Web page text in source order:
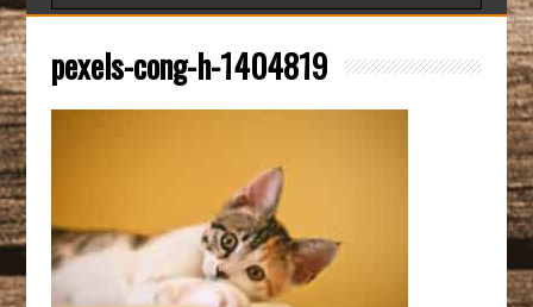
pexels-cong-h-1404819